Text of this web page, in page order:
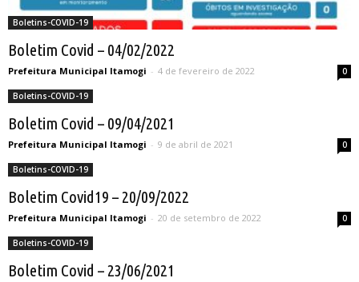
Boletins-COVID-19
Boletim Covid – 04/02/2022
Prefeitura Municipal Itamogi - 4 de fevereiro de 2022 0
Boletins-COVID-19
Boletim Covid – 09/04/2021
Prefeitura Municipal Itamogi - 9 de abril de 2021 0
Boletins-COVID-19
Boletim Covid19 – 20/09/2022
Prefeitura Municipal Itamogi - 20 de setembro de 2022 0
Boletins-COVID-19
Boletim Covid – 23/06/2021